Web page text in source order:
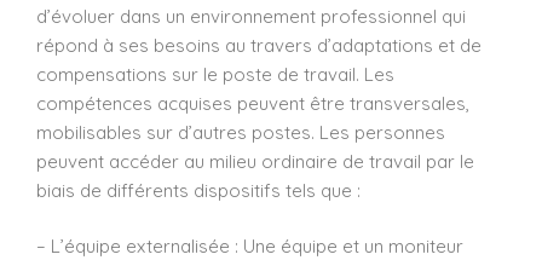
d’évoluer dans un environnement professionnel qui
répond à ses besoins au travers d’adaptations et de
compensations sur le poste de travail. Les
compétences acquises peuvent être transversales,
mobilisables sur d’autres postes. Les personnes
peuvent accéder au milieu ordinaire de travail par le
biais de différents dispositifs tels que :
– L’équipe externalisée : Une équipe et un moniteur